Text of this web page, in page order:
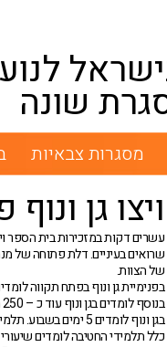
שונה
מסגרות צבאיות
ויצו גן
עשרים דקות במזכירות בית הספר
שרואים בעיניים. דלת פתוחה של
של הצוות.
בנוסף לומדים בגן ונוף עוד כ – 250 תלמידים אקסטרנים המגיעים מרחבי העיר ואף מערים שכנות.
כלל תלמידי החטיבה לומדים